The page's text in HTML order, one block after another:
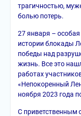
трагичностью,
болью потерь.
27 января –
истории блокады
победы над
жизнь. Все это
работах
«Непокоренный
ноября 2023 года
С приветственным